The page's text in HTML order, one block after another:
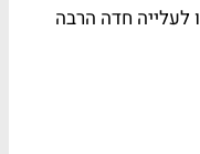
לעלייה חדה הרבה